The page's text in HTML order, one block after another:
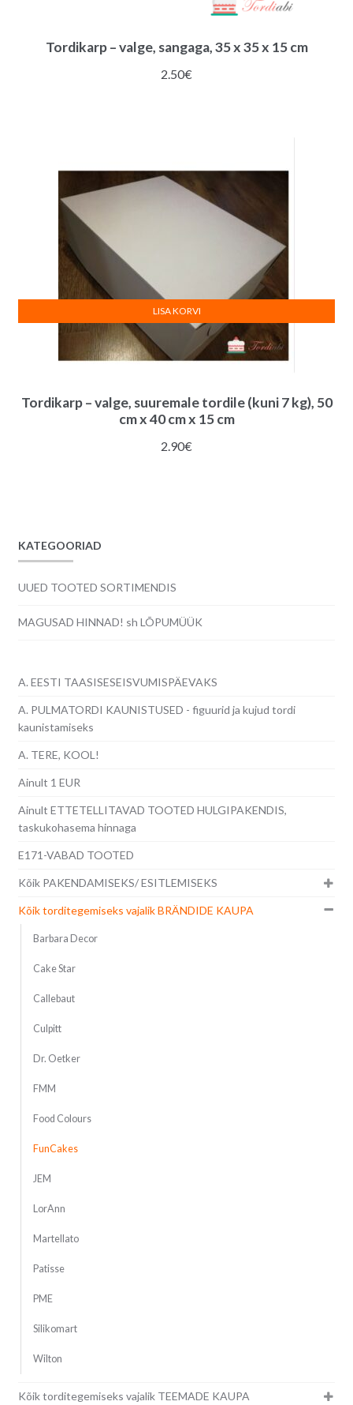
Tordikarp – valge, sangaga, 35 x 35 x 15 cm
2.50€
Tordikarp – valge, suuremale tordile (kuni 7 kg), 50
cm x 40 cm x 15 cm
2.90€
LISA KORVI
KATEGOORIAD
UUED TOOTED SORTIMENDIS
MAGUSAD HINNAD! sh LÕPUMÜÜK
A. EESTI TAASISESEISVUMISPÄEVAKS
A. PULMATORDI KAUNISTUSED - figuurid ja kujud tordi
kaunistamiseks
A. TERE, KOOL!
Ainult 1 EUR
Ainult ETTETELLITAVAD TOOTED HULGIPAKENDIS,
taskukohasema hinnaga
E171-VABAD TOOTED
Kõik PAKENDAMISEKS/ ESITLEMISEKS
Kõik torditegemiseks vajalik BRÄNDIDE KAUPA
Barbara Decor
Cake Star
Callebaut
Culpitt
Dr. Oetker
FMM
Food Colours
FunCakes
JEM
LorAnn
Martellato
Patisse
PME
Silikomart
Wilton
Kõik torditegemiseks vajalik TEEMADE KAUPA